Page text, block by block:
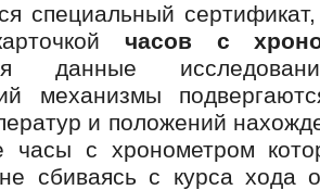
специальный
часов с
данные
механизмы
и положений
часы с хронометром
сбиваясь с курса хода